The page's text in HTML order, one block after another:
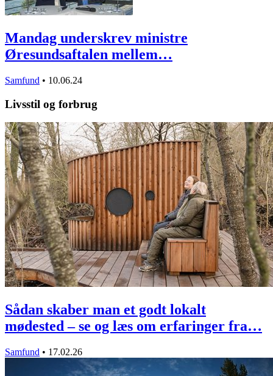
Mandag underskrev ministre
Øresundsaftalen mellem…
Samfund • 10.06.24
Livsstil og forbrug
Sådan skaber man et godt lokalt
mødested – se og læs om erfaringer fra…
Samfund • 17.02.26